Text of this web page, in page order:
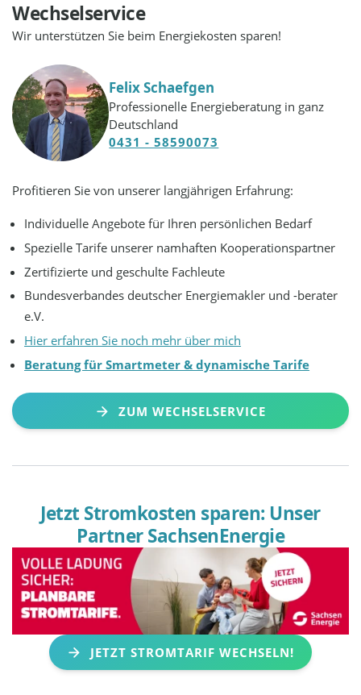
Wechselservice
Wir unterstützen Sie beim Energiekosten sparen!
Felix Schaefgen
Professionelle Energieberatung in ganz
Deutschland
0431 - 58590073
Profitieren Sie von unserer langjährigen Erfahrung:
Individuelle Angebote für Ihren persönlichen Bedarf
Spezielle Tarife unserer namhaften Kooperationspartner
Zertifizierte und geschulte Fachleute
Bundesverbandes deutscher Energiemakler und -berater
e.V.
Hier erfahren Sie noch mehr über mich
Beratung für Smartmeter & dynamische Tarife
ZUM WECHSELSERVICE
Jetzt Stromkosten sparen: Unser
Partner SachsenEnergie
JETZT STROMTARIF WECHSELN!